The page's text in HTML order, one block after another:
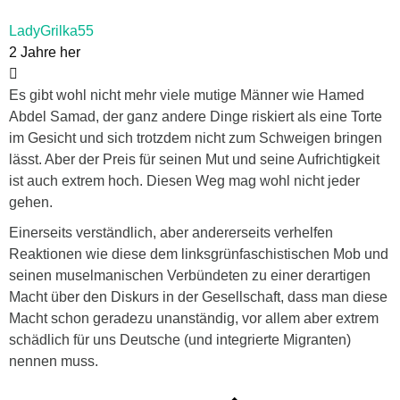
LadyGrilka55
2 Jahre her
Es gibt wohl nicht mehr viele mutige Männer wie Hamed
Abdel Samad, der ganz andere Dinge riskiert als eine Torte
im Gesicht und sich trotzdem nicht zum Schweigen bringen
lässt. Aber der Preis für seinen Mut und seine Aufrichtigkeit
ist auch extrem hoch. Diesen Weg mag wohl nicht jeder
gehen.
Einerseits verständlich, aber andererseits verhelfen
Reaktionen wie diese dem linksgrünfaschistischen Mob und
seinen muselmanischen Verbündeten zu einer derartigen
Macht über den Diskurs in der Gesellschaft, dass man diese
Macht schon geradezu unanständig, vor allem aber extrem
schädlich für uns Deutsche (und integrierte Migranten)
nennen muss.